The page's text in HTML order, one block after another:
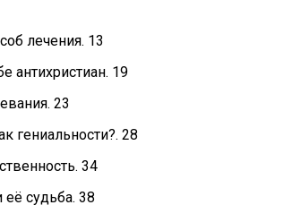
лечения. 13
антихристиан. 19
23
гениальности?. 28
34
её судьба. 38